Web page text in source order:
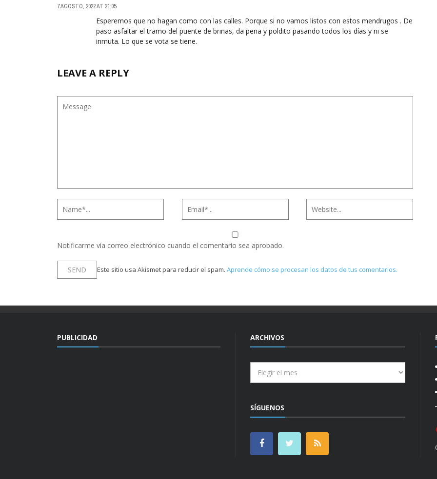
7 AGOSTO, 2022 AT 21:05
Esperemos que no hagan como con las calles. Porque si no vamos listos con estos mendrugos . De
paso asfaltar el tramo del puente de briñas, da pena y poldito pasando todos los días y ni se
inmuta. Lo que se vota se tiene.
LEAVE A REPLY
Notificarme vía correo electrónico cuando el comentario sea aprobado.
Este sitio usa Akismet para reducir el spam. Aprende cómo se procesan los datos de tus comentarios.
PUBLICIDAD ARCHIVOS
SÍGUENOS